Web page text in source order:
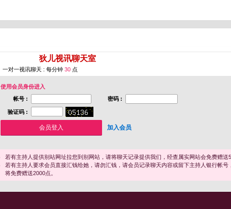
狄儿视讯聊天室
一对一视讯聊天 : 每分钟 30 点
使用会员身份进入
帐号 :
密码 :
验证码 :
加入会员
若有主持人提供别站网址拉您到别网站，请将聊天记录提供我们，经查属实网站会免费赠送
若有主持人要求会员直接汇钱给她，请勿汇钱，请会员记录聊天内容或留下主持人银行帐
将免费赠送2000点。